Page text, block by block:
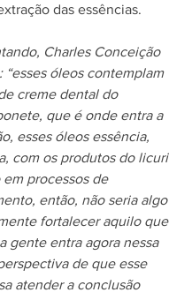
das essências.
Charles Conceição
“esses óleos contemplam
creme dental do
que é onde entra a
esses óleos essência,
com os produtos do licuri
em processos de
então, não seria algo
fortalecer aquilo que
gente entra agora nessa
de que esse
atender a conclusão